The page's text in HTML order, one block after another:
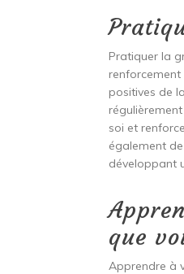
Pratiquer la
renforcement
positives de
soi et
également
développant
que
Apprendre à